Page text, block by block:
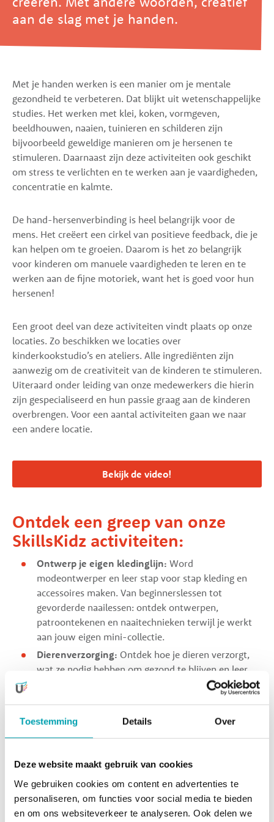
Toestemming Details Over
Deze website maakt gebruik van cookies
We gebruiken cookies om content en advertenties te
personaliseren, om functies voor social media te bieden
en om ons websiteverkeer te analyseren. Ook delen we
aan de slag met je handen.
Met je handen werken is een manier om je mentale
gezondheid te verbeteren. Dat blijkt uit wetenschappelijke
studies. Het werken met klei, koken, vormgeven,
beeldhouwen, naaien, tuinieren en schilderen zijn
bijvoorbeeld geweldige manieren om je hersenen te
stimuleren. Daarnaast zijn deze activiteiten ook geschikt
om stress te verlichten en te werken aan je vaardigheden,
concentratie en kalmte.
De hand-hersenverbinding is heel belangrijk voor de
mens. Het creëert een cirkel van positieve feedback, die je
kan helpen om te groeien. Daarom is het zo belangrijk
voor kinderen om manuele vaardigheden te leren en te
werken aan de fijne motoriek, want het is goed voor hun
hersenen!
Een groot deel van deze activiteiten vindt plaats op onze
locaties. Zo beschikken we locaties over
kinderkookstudio’s en ateliers. Alle ingrediënten zijn
aanwezig om de creativiteit van de kinderen te stimuleren.
Uiteraard onder leiding van onze medewerkers die hierin
zijn gespecialiseerd en hun passie graag aan de kinderen
overbrengen. Voor een aantal activiteiten gaan we naar
een andere locatie.
Bekijk de video!
Ontdek een greep van onze
SkillsKidz activiteiten:
Ontwerp je eigen kledinglijn: Word
modeontwerper en leer stap voor stap kleding en
accessoires maken. Van beginnerslessen tot
gevorderde naailessen: ontdek ontwerpen,
patroontekenen en naaitechnieken terwijl je werkt
aan jouw eigen mini-collectie.
Dierenverzorging: Ontdek hoe je dieren verzorgt,
wat ze nodig hebben om gezond te blijven en leer
alles over voeding, verzorging en dierenwelzijn.
Fotografie:Leer hoe je de perfecte foto maakt en
ontdek alles over licht, compositie en creativiteit.
Art Attack:Laat je fantasie los en maak de mooiste
creatieve materialen.
Storytelling: Word een echte schrijver en bedenk je
eigen verhaal.
Junior Masterchef: Reis de wereld rond in de